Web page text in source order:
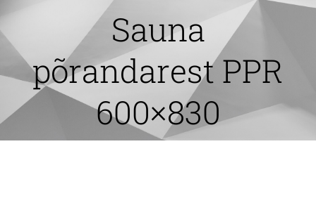
to
content
Sauna
põrandarest PPR
600×830